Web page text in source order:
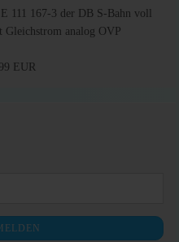
111 167-3 der DB S-Bahn voll
Gleichstrom analog OVP
EUR